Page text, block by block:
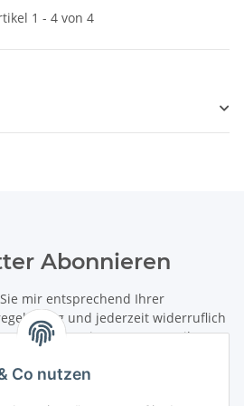
Co nutzen
1 - 4 von 4
Abonnieren
mir entsprechend Ihrer
und jederzeit widerruflich
Produktsortiment per E-Mail zu.